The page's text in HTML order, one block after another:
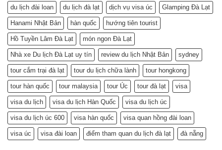
du lịch đài loan du lịch đà lạt dịch vụ visa úc Glamping Đà Lạt
Hanami Nhật Bản hàn quốc hướng tiên tourist
Hồ Tuyền Lâm Đà Lạt món ngon Đà Lạt
Nhà xe Du lịch Đà Lạt uy tín review du lịch Nhật Bản sydney
tour cắm trại đà lạt tour du lịch chữa lành tour hongkong
tour hàn quốc tour malaysia tour Úc tour đà lạt visa
visa du lịch visa du lịch Hàn Quốc visa du lịch úc
visa du lịch úc 600 visa hàn quốc visa quan hồng đài loan
visa úc visa đài loan điểm tham quan du lịch đà lạt đà nẵng